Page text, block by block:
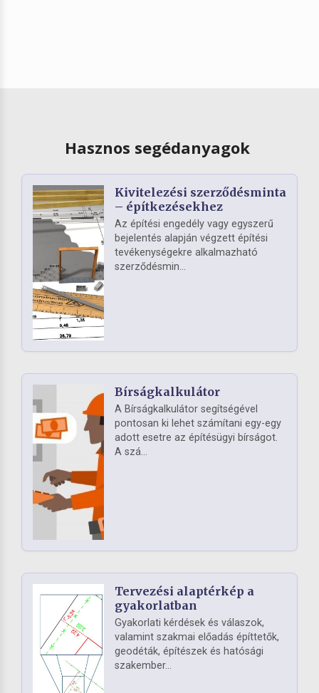
Hasznos segédanyagok
Kivitelezési szerződésminta
– építkezésekhez
Az építési engedély vagy egyszerű
bejelentés alapján végzett építési
tevékenységekre alkalmazható
szerződésmin...
Bírságkalkulátor
A Bírságkalkulátor segítségével
pontosan ki lehet számítani egy-egy
adott esetre az építésügyi bírságot.
A szá...
Tervezési alaptérkép a
gyakorlatban
Gyakorlati kérdések és válaszok,
valamint szakmai előadás építtetők,
geodéták, építészek és hatósági
szakember...